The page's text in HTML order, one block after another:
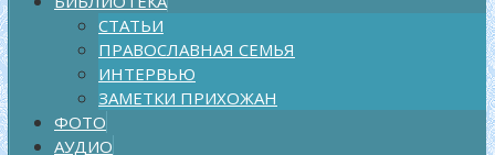
СТАТЬИ
ПРАВОСЛАВНАЯ СЕМЬЯ
ИНТЕРВЬЮ
ЗАМЕТКИ ПРИХОЖАН
ФОТО
АУДИО